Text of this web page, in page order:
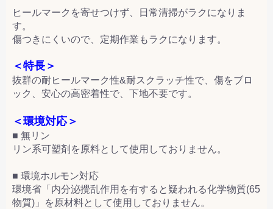
ヒールマークを寄せつけず、日常清掃がラクになりま
す。
傷つきにくいので、定期作業もラクになります。
＜特長＞
抜群の耐ヒールマーク性&耐スクラッチ性で、傷をブロ
ック、安心の高密着性で、下地不要です。
＜環境対応＞
■ 無リン
リン系可塑剤を原料として使用しておりません。
■ 環境ホルモン対応
環境省「内分泌攪乱作用を有すると疑われる化学物質(65
物質)」を原材料として使用しておりません。